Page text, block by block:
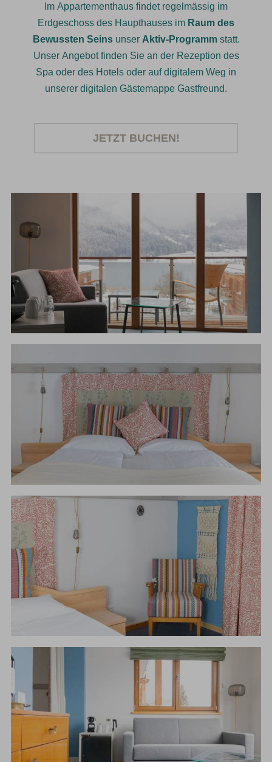
Im Appartementhaus findet regelmässig im
Erdgeschoss des Haupthauses im Raum des
Bewussten Seinsunser Aktiv-Programmstatt.
Unser Angebot finden Sie an der Rezeption des
Spa oder des Hotels oder auf digitalem Weg in
unserer digitalen Gästemappe Gastfreund.
JETZT BUCHEN!